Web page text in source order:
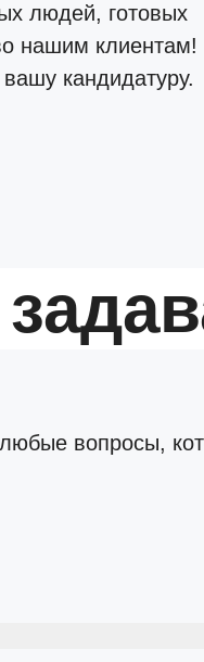
людей, готовых
нашим клиентам!
кандидатуру.
вопросы,